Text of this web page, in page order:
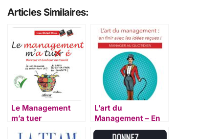
Articles Similaires:
Le Management
m’a tuer
L’art du
Management – En
finir avec les idées